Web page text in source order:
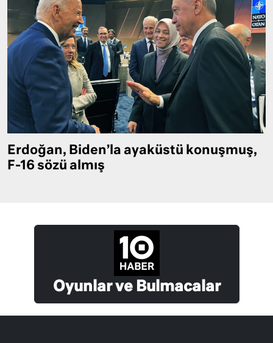
Erdoğan, Biden’la ayaküstü konuşmuş,
F-16 sözü almış
Oyunlar ve Bulmacalar